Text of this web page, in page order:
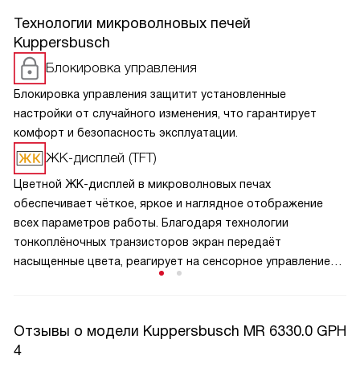
Технологии микроволновых печей
Kuppersbusch
Блокировка управления
Блокировка управления защитит установленные
настройки от случайного изменения, что гарантирует
комфорт и безопасность эксплуатации.
ЖК-дисплей (TFT)
Цветной ЖК-дисплей в микроволновых печах
обеспечивает чёткое, яркое и наглядное отображение
всех параметров работы. Благодаря технологии
тонкоплёночных транзисторов экран передаёт
насыщенные цвета, реагирует на сенсорное управление
делает управление интуитивным даже для новичков
и добавляет технике премиальный вид. В моделях
Отзывы о модели Kuppersbusch MR 6330.0 GPH
4